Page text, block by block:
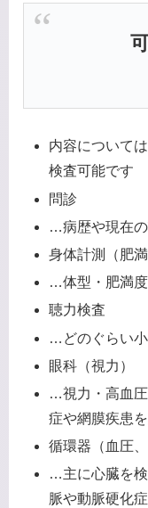
内容について
検査可能です
問診
…病歴や現在
身体計測（肥
…体型・肥満
聴力検査
…どのぐらい
眼科（視力）
…視力・高血
症や網膜疾患
循環器（血圧
…主に心臓を
脈や動脈硬化